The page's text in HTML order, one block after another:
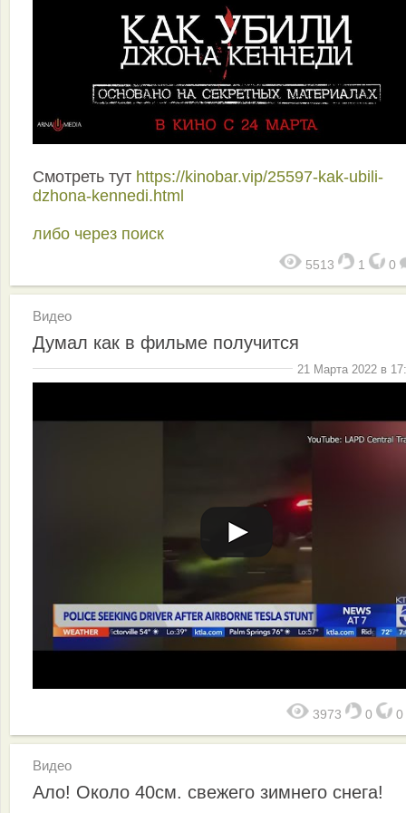
Смотреть тут https://kinobar.vip/25597-kak-ubili-
dzhona-kennedi.html
либо через поиск
5513 1 0
Видео
Думал как в фильме получится
21 Марта 2022 в
3973 0 0
Видео
Ало! Около 40см. свежего зимнего снега!